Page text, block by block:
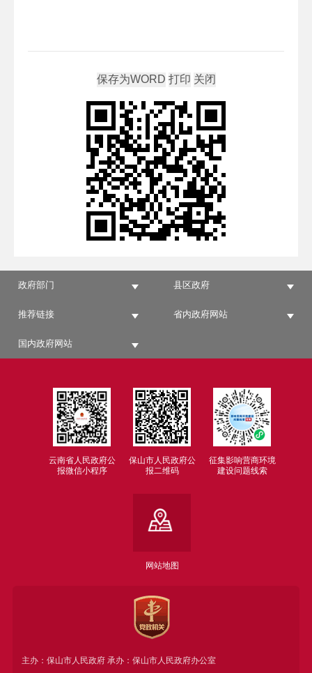
政府部门 县区政府
推荐链接 省内政府网站
国内政府网站
云南省人民政府公
报微信小程序
保山市人民政府公
报二维码
征集影响营商环境
建设问题线索
网站地图
主办：保山市人民政府 承办：保山市人民政府办公室